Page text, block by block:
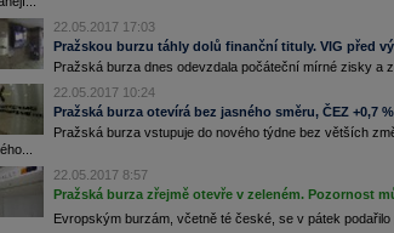
22.05.2017 17:03
Pražskou burzu táhly dolů finanční tituly. VIG před
Pražská burza dnes odevzdala počáteční mírné zisky a
22.05.2017 10:24
Pražská burza otevírá bez jasného směru, ČEZ +0,7 %
Pražská burza vstupuje do nového týdne bez větších
22.05.2017 8:57
Pražská burza zřejmě otevře v zeleném. Pozornost
Evropským burzám, včetně té české, se v pátek